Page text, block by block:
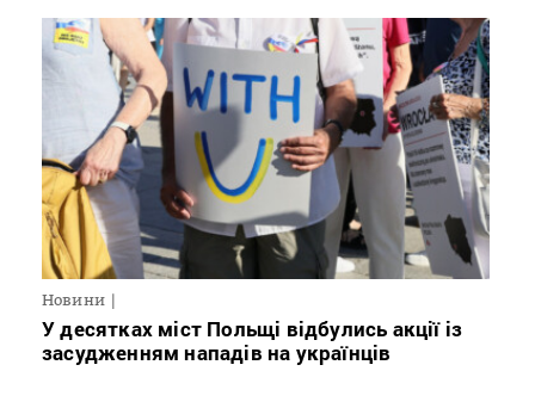
Новини
У десятках міст Польщі відбулись акції із
засудженням нападів на українців